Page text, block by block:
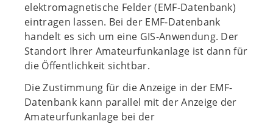
elektromagnetische Felder (EMF-Datenbank)
eintragen lassen. Bei der EMF-Datenbank
handelt es sich um eine GIS-Anwendung. Der
Standort Ihrer Amateurfunkanlage ist dann für
die Öffentlichkeit sichtbar.
Die Zustimmung für die Anzeige in der EMF-
Datenbank kann parallel mit der Anzeige der
Amateurfunkanlage bei der